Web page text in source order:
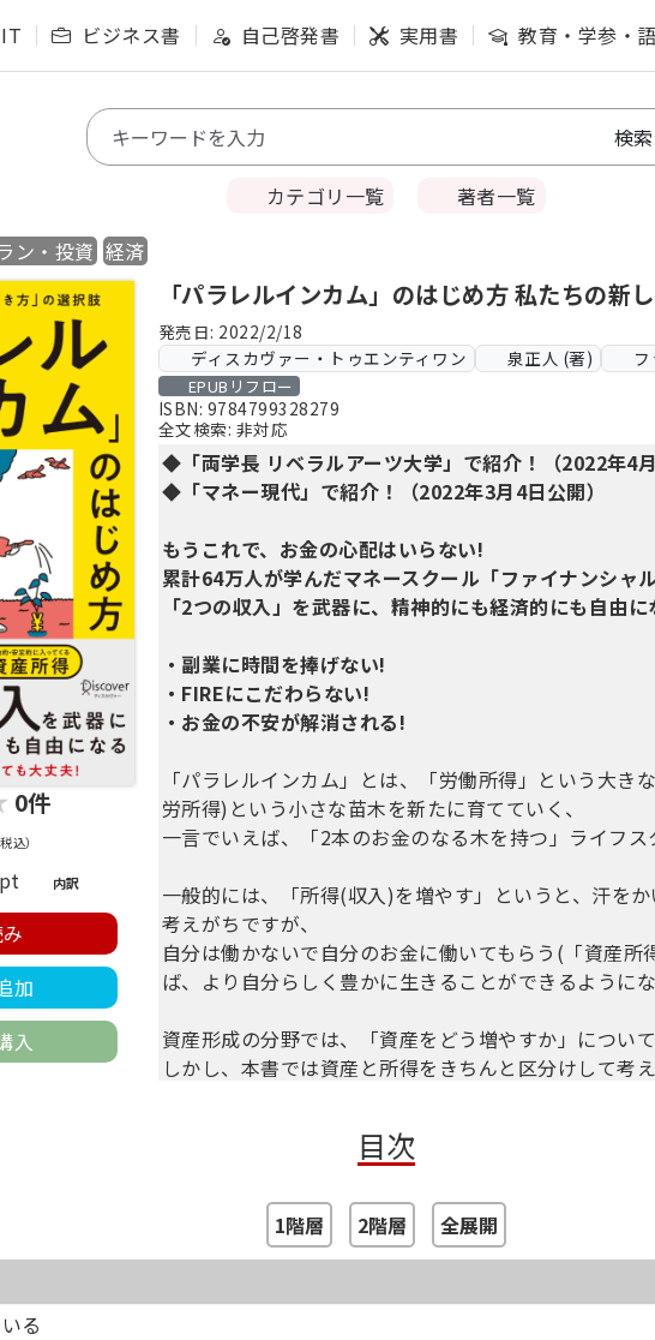
ビジネス書 自己啓発書 実用書 教育・学参・
カテゴリ一覧
著者一覧
ン・投資 経済
0件
税込）
内訳
加
入
「パラレルインカム」のはじめ方 私たちの新
発売日: 2022/2/18
ディスカヴァー・トゥエンティワン
泉正人 (著)
EPUBリフロー
ISBN: 9784799328279
全文検索: 非対応
◆「両学長 リベラルアーツ大学」で紹介！（2022年4月
◆「マネー現代」で紹介！（2022年3月4日公開）
もうこれで、お金の心配はいらない!
累計64万人が学んだマネースクール「ファイナンシャ
「2つの収入」を武器に、精神的にも経済的にも自由に
・副業に時間を捧げない!
・FIREにこだわらない!
・お金の不安が解消される!
「パラレルインカム」とは、「労働所得」という大き
労所得)という小さな苗木を新たに育てていく、
一言でいえば、「2本のお金のなる木を持つ」ライフス
一般的には、「所得(収入)を増やす」というと、汗を
考えがちですが、
自分は働かないで自分のお金に働いてもらう(「資産
ば、より自分らしく豊かに生きることができるようにな
資産形成の分野では、「資産をどう増やすか」につい
しかし、本書では資産と所得をきちんと区分けして考
お金については、経済的自由を実現したうえで、我慢
最終的に、お金も時間も、住処も人間関係も、そして
本書は、こんなパラレルインカムなライフスタイルを
ノウハウをまとめたものです。
目次
1階層 2階層 全展開
る